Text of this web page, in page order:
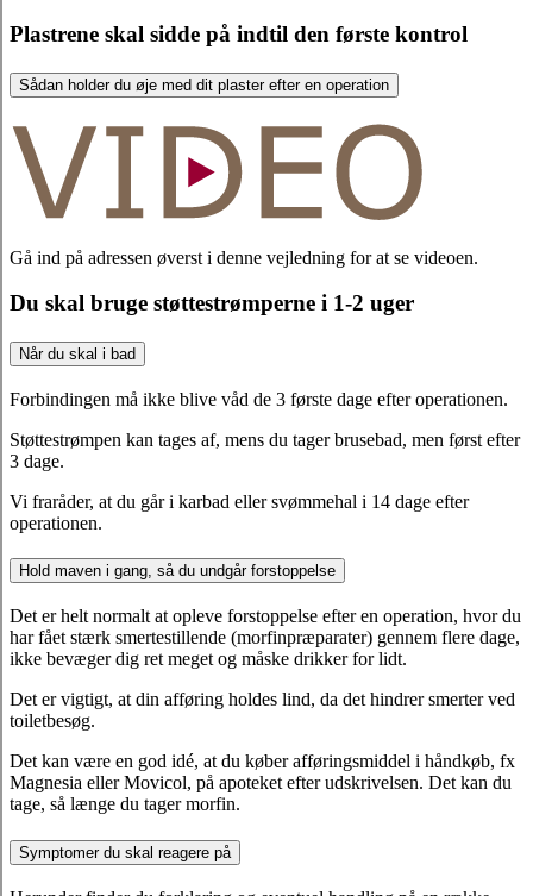
Plastrene skal sidde på indtil den første kontrol
Sådan holder du øje med dit plaster efter en operation
Gå ind på adressen øverst i denne vejledning for at se videoen.
Du skal bruge støttestrømperne i 1-2 uger
Når du skal i bad
Forbindingen må ikke blive våd de 3 første dage efter operationen.
Støttestrømpen kan tages af, mens du tager brusebad, men først efter
3 dage.
Vi fraråder, at du går i karbad eller svømmehal i 14 dage efter
operationen.
Hold maven i gang, så du undgår forstoppelse
Det er helt normalt at opleve forstoppelse efter en operation, hvor du
har fået stærk smertestillende (morfinpræparater) gennem flere dage,
ikke bevæger dig ret meget og måske drikker for lidt.
Det er vigtigt, at din afføring holdes lind, da det hindrer smerter ved
toiletbesøg.
Det kan være en god idé, at du køber afføringsmiddel i håndkøb, fx
Magnesia eller Movicol, på apoteket efter udskrivelsen. Det kan du
tage, så længe du tager morfin.
Symptomer du skal reagere på